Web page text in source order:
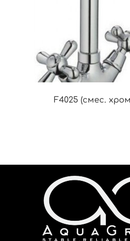
F4025 (смес.